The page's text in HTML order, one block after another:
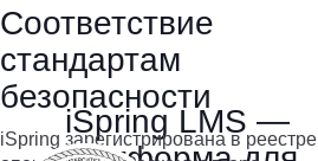
iSpring LMS —
Соответствие
стандартам
безопасности
iSpring зарегистрирована в реестре